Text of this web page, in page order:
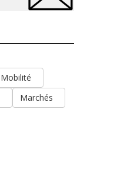
Mobilité
Marchés